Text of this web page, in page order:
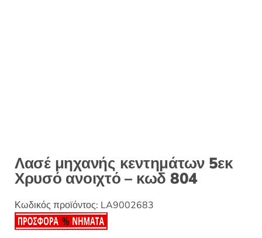
Λασέ μηχανής κεντημάτων 5εκ
Χρυσό ανοιχτό – κωδ 804
Κωδικός προϊόντος: LA9002683